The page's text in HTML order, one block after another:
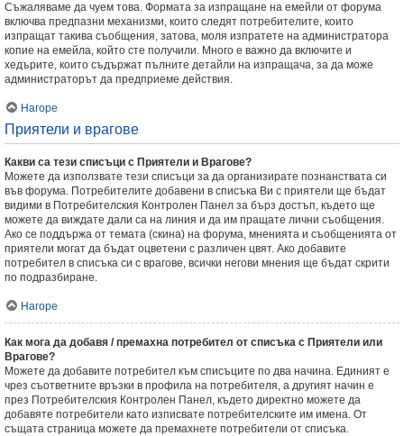
Съжаляваме да чуем това. Формата за изпращане на емейли от форума
включва предпазни механизми, които следят потребителите, които
изпращат такива съобщения, затова, моля изпратете на администратора
копие на емейла, който сте получили. Много е важно да включите и
хедърите, които съдържат пълните детайли на изпращача, за да може
администраторът да предприеме действия.
Нагоре
Приятели и врагове
Какви са тези списъци с Приятели и Врагове?
Можете да използвате тези списъци за да организирате познанствата си
във форума. Потребителите добавени в списъка Ви с приятели ще бъдат
видими в Потребителския Контролен Панел за бърз достъп, където ще
можете да виждате дали са на линия и да им пращате лични съобщения.
Ако се поддържа от темата (скина) на форума, мненията и съобщенията от
приятели могат да бъдат оцветени с различен цвят. Ако добавите
потребител в списъка си с врагове, всички негови мнения ще бъдат скрити
по подразбиране.
Нагоре
Как мога да добавя / премахна потребител от списъка с Приятели или
Врагове?
Можете да добавите потребител към списъците по два начина. Единият е
чрез съответните връзки в профила на потребителя, а другият начин е
през Потребителския Контролен Панел, където директно можете да
добавяте потребители като изписвате потребителските им имена. От
същата страница можете да премахнете потребители от списъка.